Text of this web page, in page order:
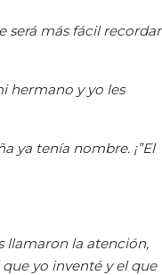
será más fácil recordar
hermano y yo les
ya tenía nombre. ¡”El
llamaron la atención,
yo inventé y el que